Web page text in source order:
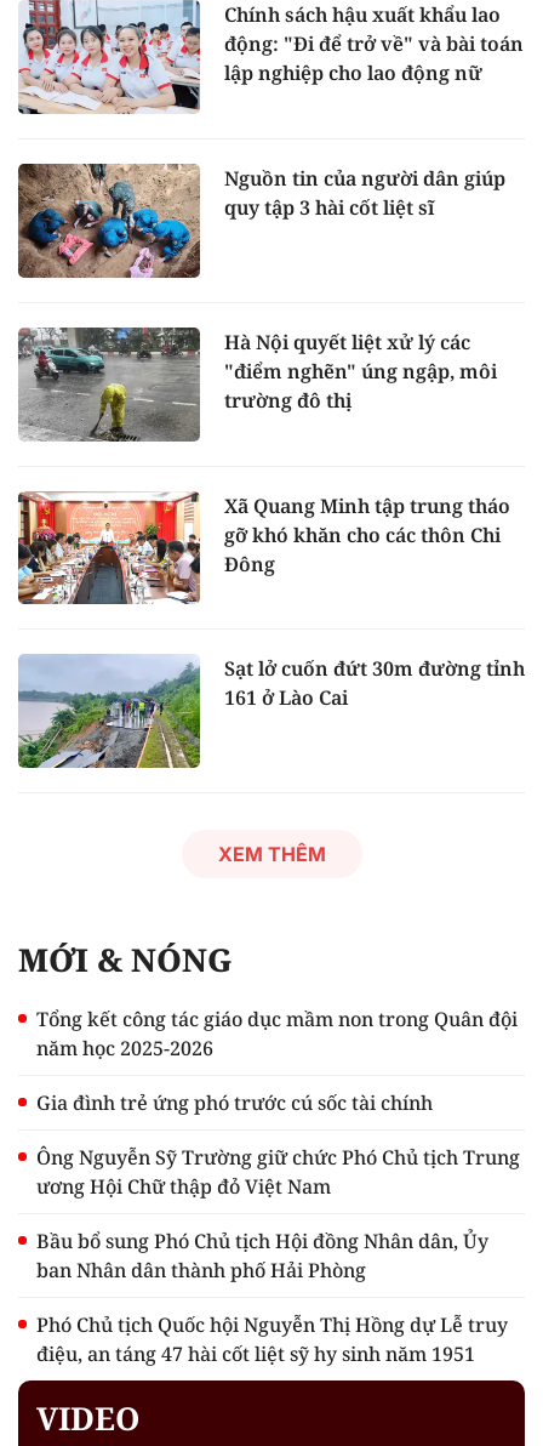
Chính sách hậu xuất khẩu lao
động: "Đi để trở về" và bài toán
lập nghiệp cho lao động nữ
Nguồn tin của người dân giúp
quy tập 3 hài cốt liệt sĩ
Hà Nội quyết liệt xử lý các
"điểm nghẽn" úng ngập, môi
trường đô thị
Xã Quang Minh tập trung tháo
gỡ khó khăn cho các thôn Chi
Đông
Sạt lở cuốn đứt 30m đường tỉnh
161 ở Lào Cai
XEM THÊM
MỚI & NÓNG
Tổng kết công tác giáo dục mầm non trong Quân đội
năm học 2025-2026
Gia đình trẻ ứng phó trước cú sốc tài chính
Ông Nguyễn Sỹ Trường giữ chức Phó Chủ tịch Trung
ương Hội Chữ thập đỏ Việt Nam
Bầu bổ sung Phó Chủ tịch Hội đồng Nhân dân, Ủy
ban Nhân dân thành phố Hải Phòng
Phó Chủ tịch Quốc hội Nguyễn Thị Hồng dự Lễ truy
điệu, an táng 47 hài cốt liệt sỹ hy sinh năm 1951
VIDEO